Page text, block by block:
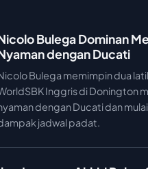
Bulega Dominan
dengan Ducati
Bulega memimpin dua
Inggris di Donington
dengan Ducati dan
jadwal padat.